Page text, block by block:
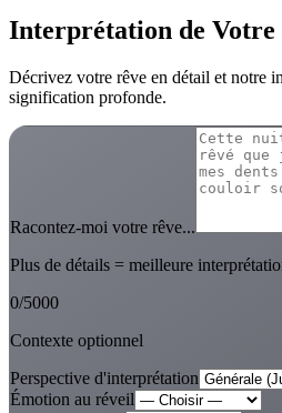
Interprétation de Votre
Décrivez votre rêve en détail et notre
signification profonde.
Racontez-moi votre rêve...
Plus de détails = meilleure
0/5000
Contexte optionnel
Perspective d'interprétation
Émotion au réveil